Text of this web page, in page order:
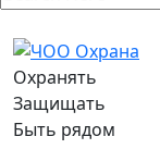
Охранять
Защищать
Быть рядом